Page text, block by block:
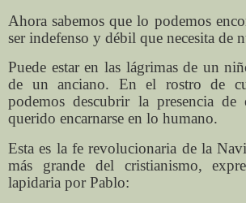
Ahora sabemos que lo podemos
ser indefenso y débil que necesita de
Puede estar en las lágrimas de un
de un anciano. En el rostro de
podemos descubrir la presencia
querido encarnarse en lo humano.
Esta es la fe revolucionaria de la
más grande del cristianismo,
lapidaria por Pablo: